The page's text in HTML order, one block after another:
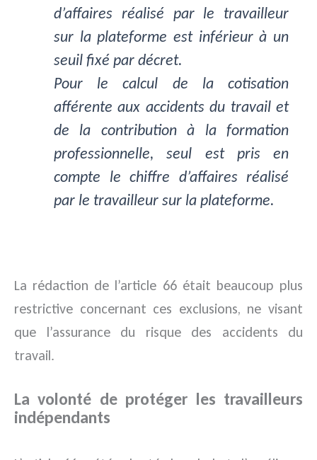
d’affaires réalisé par le travailleur
sur la plateforme est inférieur à un
seuil fixé par décret.
Pour le calcul de la cotisation
afférente aux accidents du travail et
de la contribution à la formation
professionnelle, seul est pris en
compte le chiffre d’affaires réalisé
par le travailleur sur la plateforme.
La rédaction de l’article 66 était beaucoup plus
restrictive concernant ces exclusions, ne visant
que l’assurance du risque des accidents du
travail.
La volonté de protéger les travailleurs
indépendants